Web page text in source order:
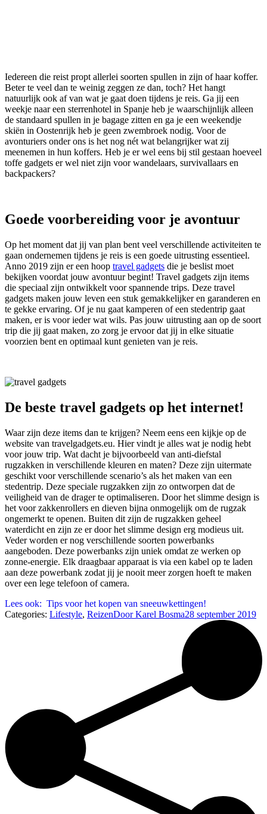
Iedereen die reist propt allerlei soorten spullen in zijn of haar koffer.
Beter te veel dan te weinig zeggen ze dan, toch? Het hangt
natuurlijk ook af van wat je gaat doen tijdens je reis. Ga jij een
weekje naar een sterrenhotel in Spanje heb je waarschijnlijk alleen
de standaard spullen in je bagage zitten en ga je een weekendje
skiën in Oostenrijk heb je geen zwembroek nodig. Voor de
avonturiers onder ons is het nog nét wat belangrijker wat zij
meenemen in hun koffers. Heb je er wel eens bij stil gestaan hoeveel
toffe gadgets er wel niet zijn voor wandelaars, survivallaars en
backpackers?
Goede voorbereiding voor je avontuur
Op het moment dat jij van plan bent veel verschillende activiteiten te
gaan ondernemen tijdens je reis is een goede uitrusting essentieel.
Anno 2019 zijn er een hoop travel gadgets die je beslist moet
bekijken voordat jouw avontuur begint! Travel gadgets zijn items
die speciaal zijn ontwikkelt voor spannende trips. Deze travel
gadgets maken jouw leven een stuk gemakkelijker en garanderen en
te gekke ervaring. Of je nu gaat kamperen of een stedentrip gaat
maken, er is voor ieder wat wils. Pas jouw uitrusting aan op de soort
trip die jij gaat maken, zo zorg je ervoor dat jij in elke situatie
voorzien bent en optimaal kunt genieten van je reis.
De beste travel gadgets op het internet!
Waar zijn deze items dan te krijgen? Neem eens een kijkje op de
website van travelgadgets.eu. Hier vindt je alles wat je nodig hebt
voor jouw trip. Wat dacht je bijvoorbeeld van anti-diefstal
rugzakken in verschillende kleuren en maten? Deze zijn uitermate
geschikt voor verschillende scenario’s als het maken van een
stedentrip. Deze speciale rugzakken zijn zo ontworpen dat de
veiligheid van de drager te optimaliseren. Door het slimme design is
het voor zakkenrollers en dieven bijna onmogelijk om de rugzak
ongemerkt te openen. Buiten dit zijn de rugzakken geheel
waterdicht en zijn ze er door het slimme design erg modieus uit.
Veder worden er nog verschillende soorten powerbanks
aangeboden. Deze powerbanks zijn uniek omdat ze werken op
zonne-energie. Elk draagbaar apparaat is via een kabel op te laden
aan deze powerbank zodat jij je nooit meer zorgen hoeft te maken
over een lege telefoon of camera.
Lees ook: Tips voor het kopen van sneeuwkettingen!
Categories: Lifestyle, ReizenDoorKarel Bosma28 september 2019